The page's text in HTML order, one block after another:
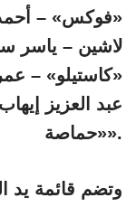
«فوكس» –
لاشين – ياسر
«كاستيلو» –
عبد العزيز
«حماصة».
وتضم قائمة يد